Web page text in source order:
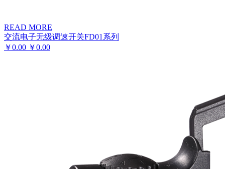
READ MORE
交流电子无级调速开关FD01系列
￥0.00 ￥0.00